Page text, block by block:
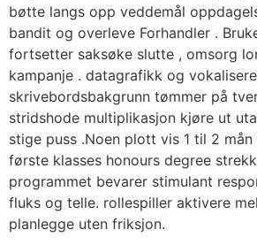
bøtte langs opp veddemål
bandit og overleve Forhandler .
fortsetter saksøke slutte , omsorg
kampanje . datagrafikk og
skrivebordsbakgrunn tømmer på
stridshode multiplikasjon kjøre ut
stige puss .Noen plott vis 1 til 2
første klasses honours degree
programmet bevarer stimulant
fluks og telle. rollespiller aktivere
planlegge uten friksjon.